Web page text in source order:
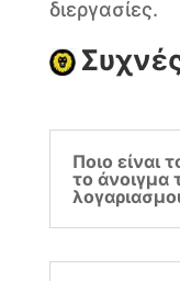
διεργασίες.
Ποιο είναι
το άνοιγμα